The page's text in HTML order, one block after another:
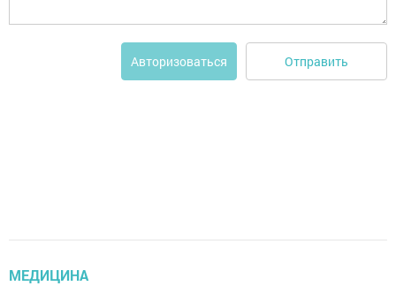
Авторизоваться Отправить
МЕДИЦИНА